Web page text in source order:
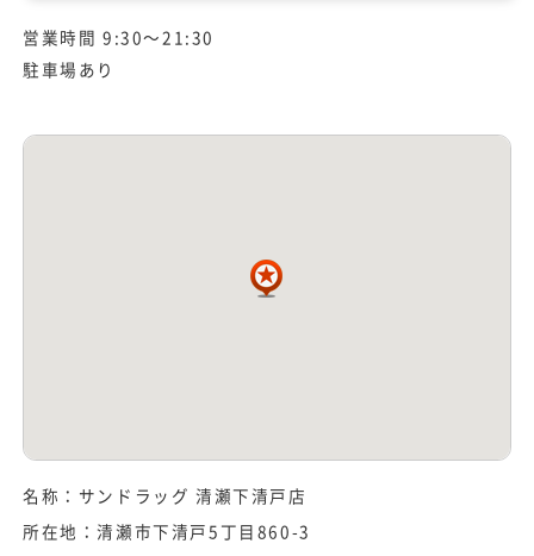
営業時間 9:30～21:30
駐車場あり
名称：サンドラッグ 清瀬下清戸店
所在地：清瀬市下清戸5丁目860-3